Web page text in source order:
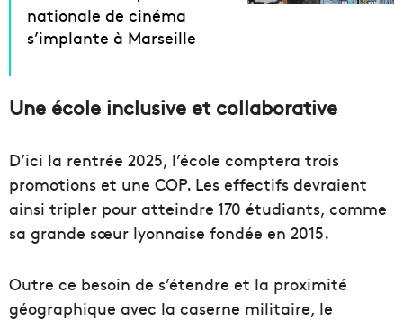
nationale de cinéma
s’implante à Marseille
Une école inclusive et collaborative
D’ici la rentrée 2025, l’école comptera trois
promotions et une COP. Les effectifs devraient
ainsi tripler pour atteindre 170 étudiants, comme
sa grande sœur lyonnaise fondée en 2015.
Outre ce besoin de s’étendre et la proximité
géographique avec la caserne militaire, le